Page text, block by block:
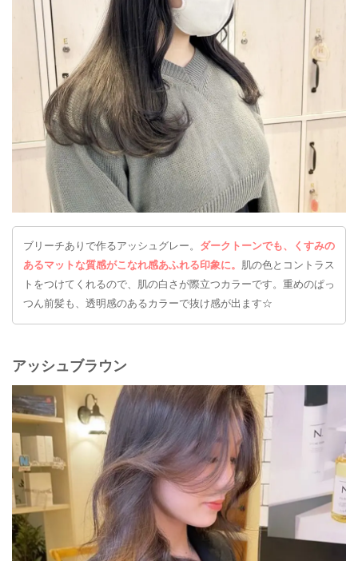
ブリーチありで作るアッシュグレー。
ダークトーンでも、くすみの
あるマットな質感がこなれ感あふれる印象に。
肌の色とコントラス
トをつけてくれるので、肌の白さが際立つカラーです。重めのぱっ
つん前髪も、透明感のあるカラーで抜け感が出ます☆
アッシュブラウン